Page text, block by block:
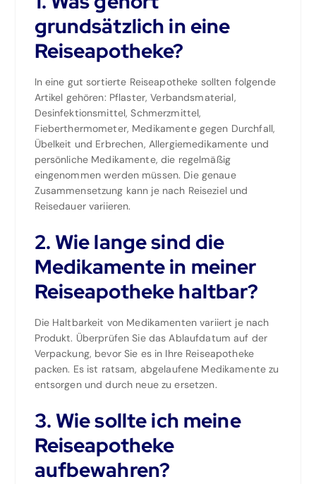
grundsätzlich in eine
Reiseapotheke?
In eine gut sortierte Reiseapotheke sollten folgende
Artikel gehören: Pflaster, Verbandsmaterial,
Desinfektionsmittel, Schmerzmittel,
Fieberthermometer, Medikamente gegen Durchfall,
Übelkeit und Erbrechen, Allergiemedikamente und
persönliche Medikamente, die regelmäßig
eingenommen werden müssen. Die genaue
Zusammensetzung kann je nach Reiseziel und
Reisedauer variieren.
2. Wie lange sind die
Medikamente in meiner
Reiseapotheke haltbar?
Die Haltbarkeit von Medikamenten variiert je nach
Produkt. Überprüfen Sie das Ablaufdatum auf der
Verpackung, bevor Sie es in Ihre Reiseapotheke
packen. Es ist ratsam, abgelaufene Medikamente zu
entsorgen und durch neue zu ersetzen.
3. Wie sollte ich meine
Reiseapotheke
aufbewahren?